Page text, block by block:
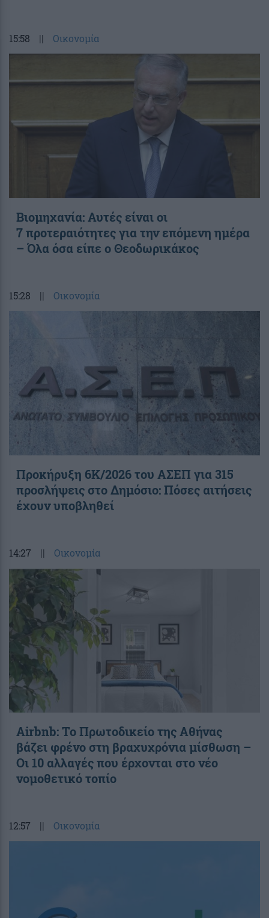
15:58 || Οικονομία
Βιομηχανία: Αυτές είναι οι
7 προτεραιότητες για την επόμενη ημέρα
– Όλα όσα είπε ο Θεοδωρικάκος
15:28 || Οικονομία
Προκήρυξη 6Κ/2026 του ΑΣΕΠ για 315
προσλήψεις στο Δημόσιο: Πόσες αιτήσεις
έχουν υποβληθεί
14:27 || Οικονομία
Airbnb: Το Πρωτοδικείο της Αθήνας
βάζει φρένο στη βραχυχρόνια μίσθωση –
Οι 10 αλλαγές που έρχονται στο νέο
νομοθετικό τοπίο
12:57 || Οικονομία